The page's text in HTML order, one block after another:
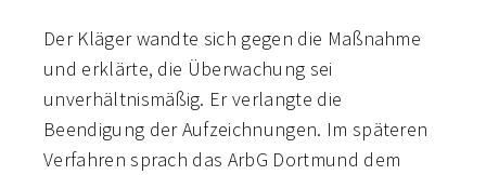
Der Kläger wandte sich gegen die Maßnahme
und erklärte, die Überwachung sei
unverhältnismäßig. Er verlangte die
Beendigung der Aufzeichnungen. Im späteren
Verfahren sprach das ArbG Dortmund dem